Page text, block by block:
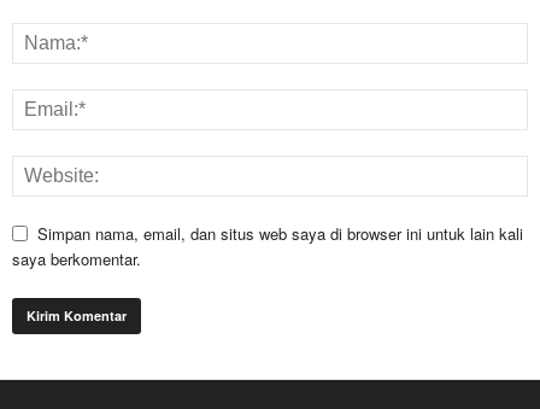
Simpan nama, email, dan situs web saya di browser ini untuk lain kali
saya berkomentar.